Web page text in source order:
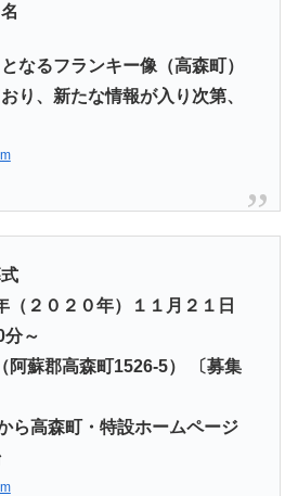
なるフランキー像（高森町）
り、新たな情報が入り次第、
（２０２０年）１１月２１日
分～
阿蘇郡高森町1526-5） 〔募集
ら高森町・特設ホームページ